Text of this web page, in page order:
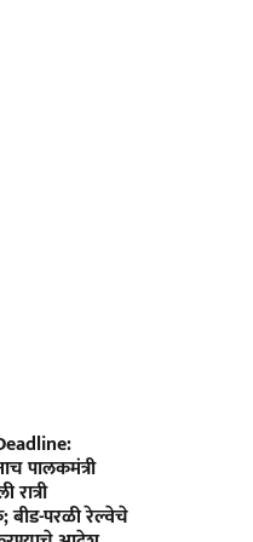
पालकमंत्री
रात्री
बीड-परळी रेल्वेचे